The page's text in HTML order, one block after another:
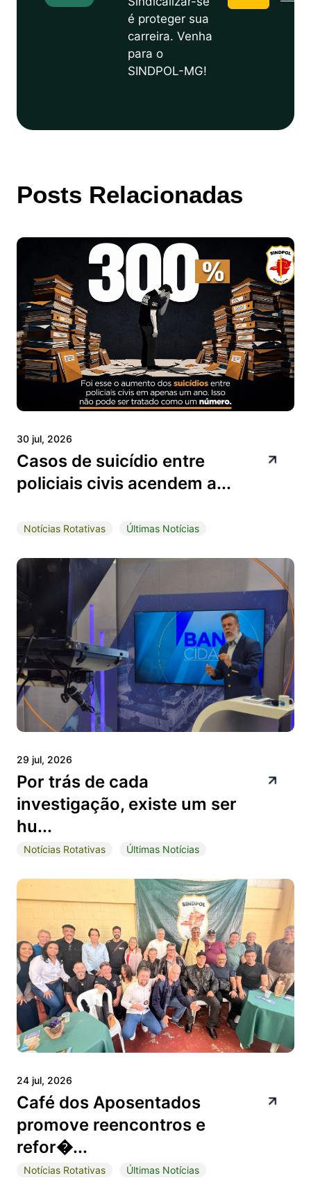
é proteger sua
carreira. Venha
para o
SINDPOL-MG!
Posts Relacionadas
30 jul, 2026
Casos de suicídio entre
policiais civis acendem a...
Notícias Rotativas Últimas Notícias
29 jul, 2026
Por trás de cada
investigação, existe um ser
hu...
Notícias Rotativas Últimas Notícias
24 jul, 2026
Café dos Aposentados
promove reencontros e
refor�...
Notícias Rotativas Últimas Notícias